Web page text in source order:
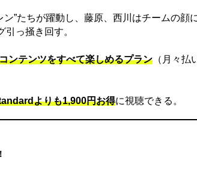
”たちが躍動し、藤原、西川はチームの顔
っ掻き回す。
ンテンツをすべて楽しめるプラン （月々払
よりも1,900円お得に視聴できる。